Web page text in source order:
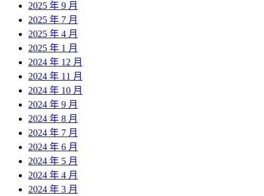
2025 年 9 月
2025 年 7 月
2025 年 4 月
2025 年 1 月
2024 年 12 月
2024 年 11 月
2024 年 10 月
2024 年 9 月
2024 年 8 月
2024 年 7 月
2024 年 6 月
2024 年 5 月
2024 年 4 月
2024 年 3 月